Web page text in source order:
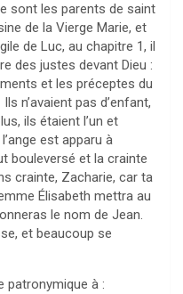
sont les parents de saint
de la Vierge Marie, et
de Luc, au chapitre 1, il
des justes devant Dieu :
et les préceptes du
n’avaient pas d’enfant,
ils étaient l’un et
est apparu à
bouleversé et la crainte
crainte, Zacharie, car ta
Élisabeth mettra au
le nom de Jean.
et beaucoup se
patronymique à :